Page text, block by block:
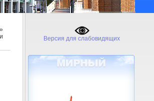
Версия для слабовидящих